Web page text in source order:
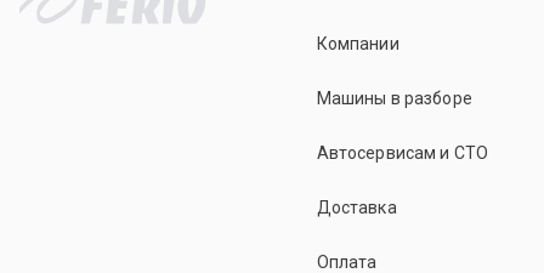
Компании
Машины в разборе
Автосервисам и СТО
Доставка
Оплата